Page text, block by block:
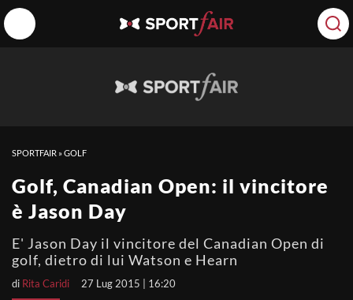
SPORTFAIR »GOLF
Golf, Canadian Open: il vincitore
è Jason Day
E' Jason Day il vincitore del Canadian Open di
golf, dietro di lui Watson e Hearn
di Rita Caridi 27 Lug 2015 | 16:20